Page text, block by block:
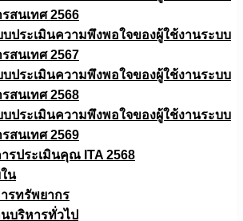
รสนเทศ 2566
บประเมินความพึงพอใจของผู้ใช้งานระบบ
รสนเทศ 2567
บประเมินความพึงพอใจของผู้ใช้งานระบบ
รสนเทศ 2568
บประเมินความพึงพอใจของผู้ใช้งานระบบ
รสนเทศ 2569
รประเมินคุณ ITA 2568
น
รทรัพยากร
นบริหารทั่วไป